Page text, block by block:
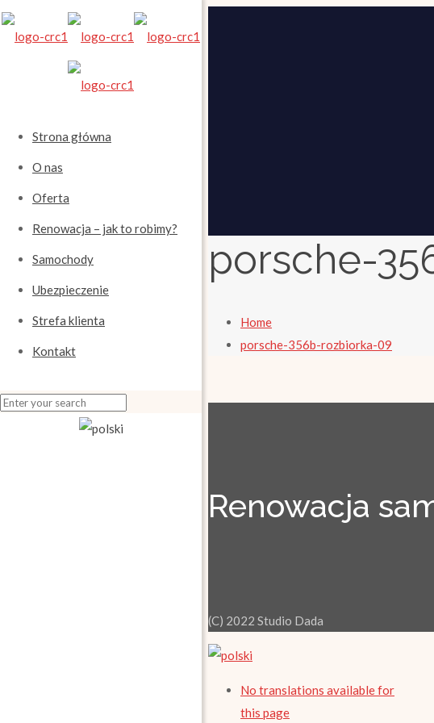
Strona główna
O nas
Oferta
Renowacja – jak to robimy?
Samochody
Ubezpieczenie
Strefa klienta
Kontakt
porsche-
Home
porsche-356b-rozbiorka-09
Renowacja
(C) 2022 Studio Dada
No translations available for
this page